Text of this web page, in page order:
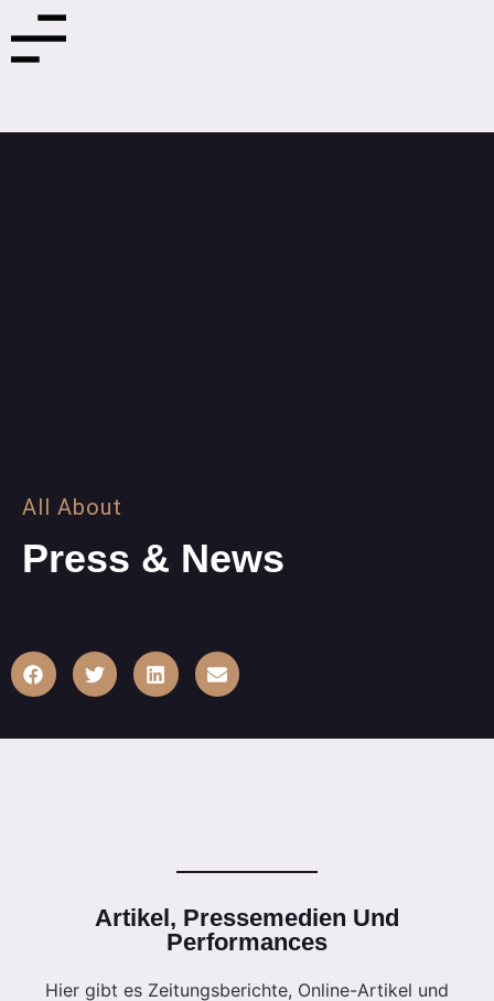
All About
Press & News
Artikel, Pressemedien Und
Performances
Hier gibt es Zeitungsberichte, Online-Artikel und